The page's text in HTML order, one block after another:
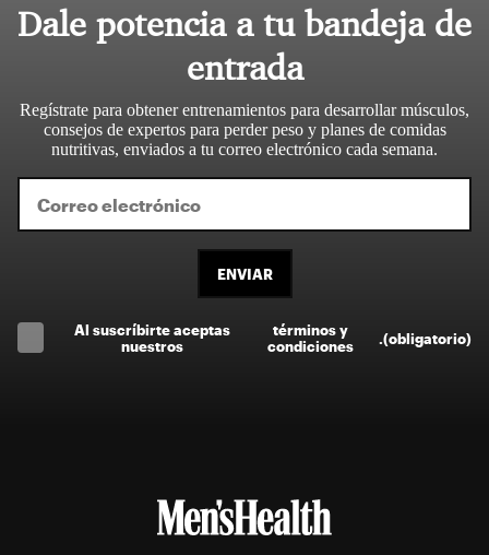
Dale potencia a tu bandeja de
entrada
Regístrate para obtener entrenamientos para desarrollar músculos,
consejos de expertos para perder peso y planes de comidas
nutritivas, enviados a tu correo electrónico cada semana.
ENVIAR
Al suscríbirte aceptas
nuestros
términos y
condiciones
(obligatorio)